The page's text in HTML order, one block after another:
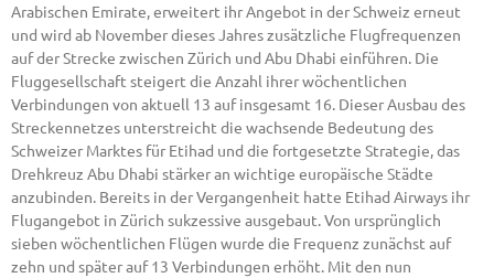
Arabischen Emirate, erweitert ihr Angebot in der Schweiz erneut
und wird ab November dieses Jahres zusätzliche Flugfrequenzen
auf der Strecke zwischen Zürich und Abu Dhabi einführen. Die
Fluggesellschaft steigert die Anzahl ihrer wöchentlichen
Verbindungen von aktuell 13 auf insgesamt 16. Dieser Ausbau des
Streckennetzes unterstreicht die wachsende Bedeutung des
Schweizer Marktes für Etihad und die fortgesetzte Strategie, das
Drehkreuz Abu Dhabi stärker an wichtige europäische Städte
anzubinden. Bereits in der Vergangenheit hatte Etihad Airways ihr
Flugangebot in Zürich sukzessive ausgebaut. Von ursprünglich
sieben wöchentlichen Flügen wurde die Frequenz zunächst auf
zehn und später auf 13 Verbindungen erhöht. Mit den nun